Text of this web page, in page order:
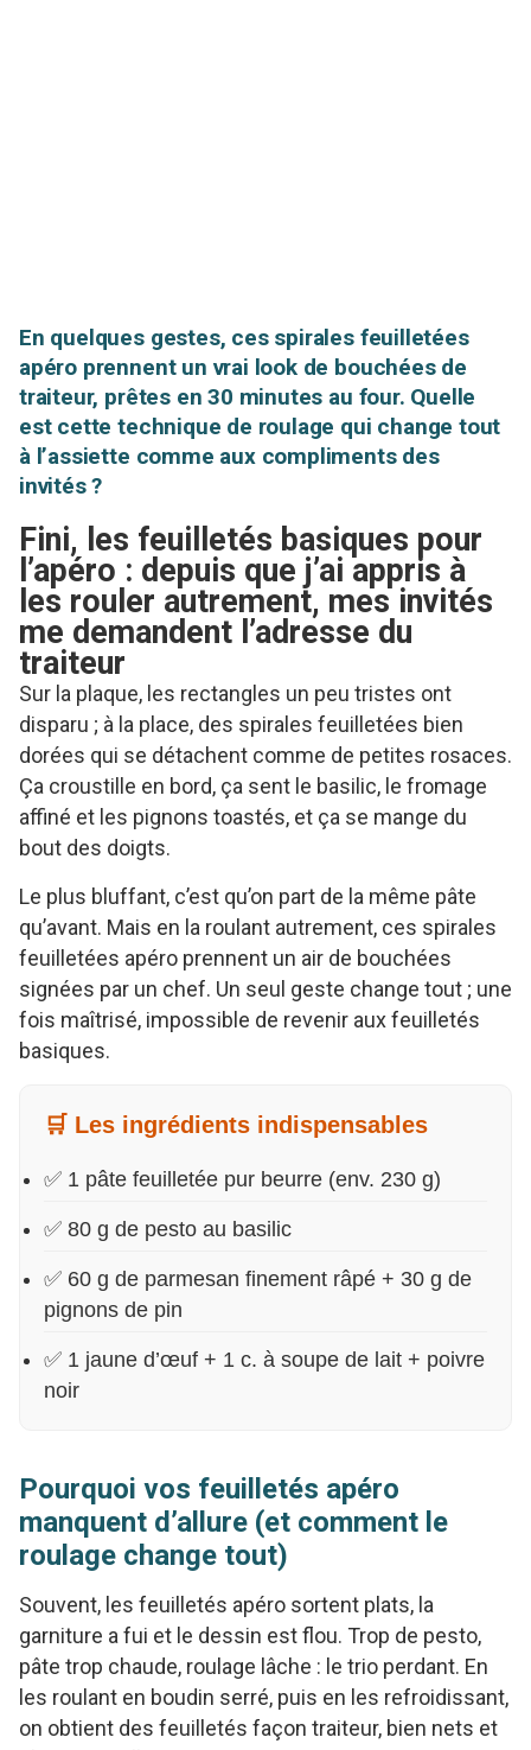
En quelques gestes, ces spirales feuilletées
apéro prennent un vrai look de bouchées de
traiteur, prêtes en 30 minutes au four. Quelle
est cette technique de roulage qui change tout
à l’assiette comme aux compliments des
invités ?
Fini, les feuilletés basiques pour
l’apéro : depuis que j’ai appris à
les rouler autrement, mes invités
me demandent l’adresse du
traiteur
Sur la plaque, les rectangles un peu tristes ont
disparu ; à la place, des spirales feuilletées bien
dorées qui se détachent comme de petites rosaces.
Ça croustille en bord, ça sent le basilic, le fromage
affiné et les pignons toastés, et ça se mange du
bout des doigts.
Le plus bluffant, c’est qu’on part de la même pâte
qu’avant. Mais en la roulant autrement, ces spirales
feuilletées apéro prennent un air de bouchées
signées par un chef. Un seul geste change tout ; une
fois maîtrisé, impossible de revenir aux feuilletés
basiques.
🛒 Les ingrédients indispensables
✅ 1 pâte feuilletée pur beurre (env. 230 g)
✅ 80 g de pesto au basilic
✅ 60 g de parmesan finement râpé + 30 g de
pignons de pin
✅ 1 jaune d’œuf + 1 c. à soupe de lait + poivre
noir
Pourquoi vos feuilletés apéro
manquent d’allure (et comment le
roulage change tout)
Souvent, les feuilletés apéro sortent plats, la
garniture a fui et le dessin est flou. Trop de pesto,
pâte trop chaude, roulage lâche : le trio perdant. En
les roulant en boudin serré, puis en les refroidissant,
on obtient des feuilletés façon traiteur, bien nets et